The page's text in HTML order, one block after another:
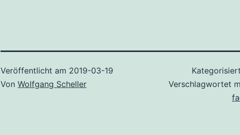
Veröffentlicht am 2019-03-19
Von Wolfgang Scheller
Verschlagwortet